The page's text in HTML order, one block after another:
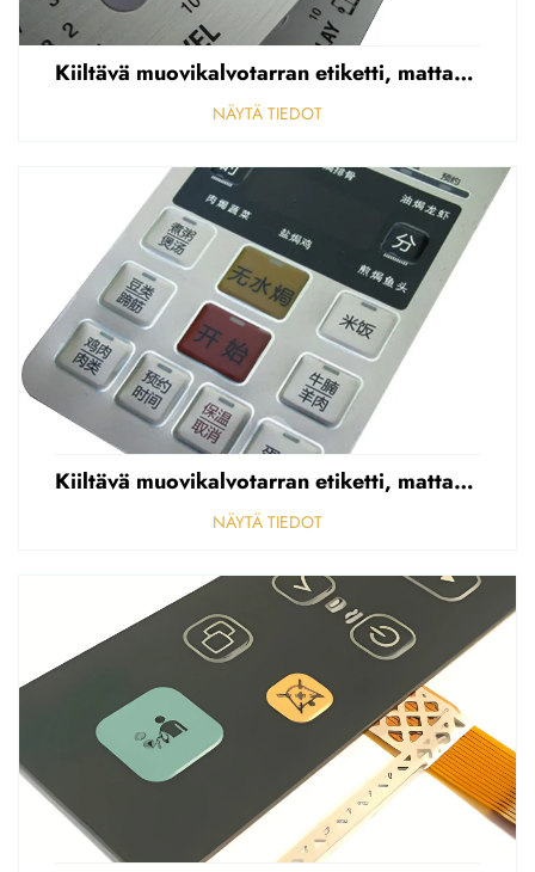
Kiiltävä muovikalvotarran etiketti, mattapintainen etupaneelin tarran etiketti, korostettu polycarbonaattipäällys
NÄYTÄ TIEDOT
Kiiltävä muovikalvotarran etiketti, mattapintainen etupaneelin tarran etiketti, korostettu polycarbonaattipäällys
NÄYTÄ TIEDOT